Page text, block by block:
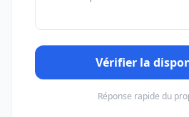
Vérifier la
Réponse rapide du